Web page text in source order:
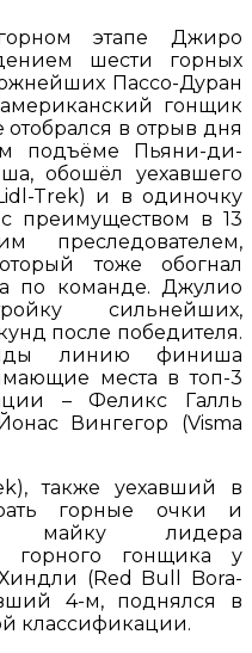
этапе Джиро
шести горных
Пассо-Дуран
гонщик
отобрался в отрыв дня
подъёме Пьяни-ди-
обошёл уехавшего
Trek) и в одиночку
преимуществом в 13
преследователем,
тоже обогнал
по команде. Джулио
сильнейших,
после победителя.
линию финиша
места в топ-3
– Феликс Галль
Вингегор (Visma
также уехавший в
горные очки и
майку лидера
горного гонщика у
(Red Bull Bora-
4-м, поднялся в
классификации.